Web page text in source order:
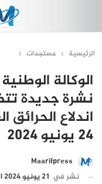
الرئيسية مستجدات
الوكالة
نشرة جديدة
24 يونيو 2024
Maarifpress
نشر في 21 يونيو 2024 الساعة 19 و 59 دقيقة